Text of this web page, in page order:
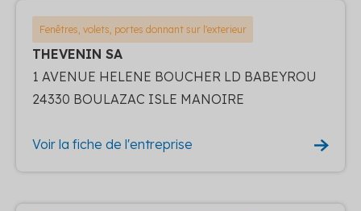
Fenêtres, volets, portes donnant sur l'exterieur
THEVENIN SA
1 AVENUE HELENE BOUCHER LD BABEYROU
24330 BOULAZAC ISLE MANOIRE
Voir la fiche de l'entreprise